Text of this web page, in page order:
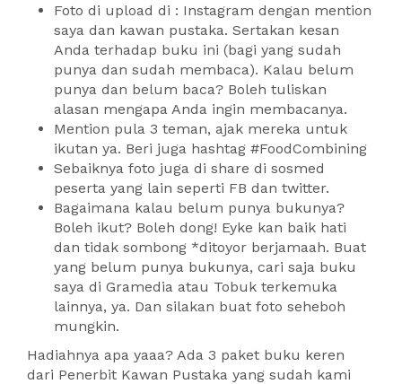
Foto di upload di : Instagram dengan mention
saya dan kawan pustaka. Sertakan kesan
Anda terhadap buku ini (bagi yang sudah
punya dan sudah membaca). Kalau belum
punya dan belum baca? Boleh tuliskan
alasan mengapa Anda ingin membacanya.
Mention pula 3 teman, ajak mereka untuk
ikutan ya. Beri juga hashtag #FoodCombining
Sebaiknya foto juga di share di sosmed
peserta yang lain seperti FB dan twitter.
Bagaimana kalau belum punya bukunya?
Boleh ikut? Boleh dong! Eyke kan baik hati
dan tidak sombong *ditoyor berjamaah. Buat
yang belum punya bukunya, cari saja buku
saya di Gramedia atau Tobuk terkemuka
lainnya, ya. Dan silakan buat foto seheboh
mungkin.
Hadiahnya apa yaaa? Ada 3 paket buku keren
dari Penerbit Kawan Pustaka yang sudah kami